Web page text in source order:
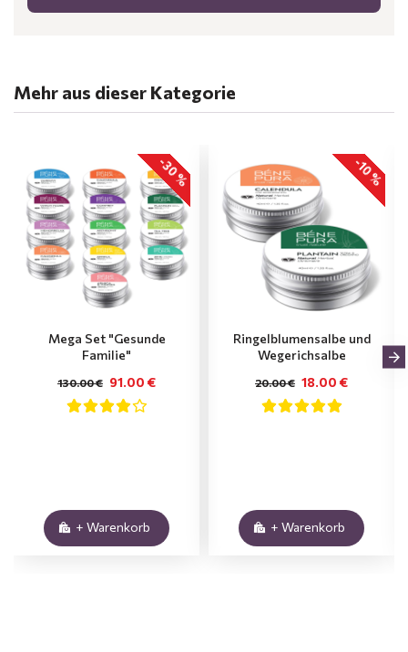
Mehr aus dieser Kategorie
-30 %
Mega Set "Gesunde
Familie"
91.00 €
130.00 €
+ Warenkorb
-10 %
Ringelblumensalbe und
Wegerichsalbe
18.00 €
20.00 €
+ Warenkorb